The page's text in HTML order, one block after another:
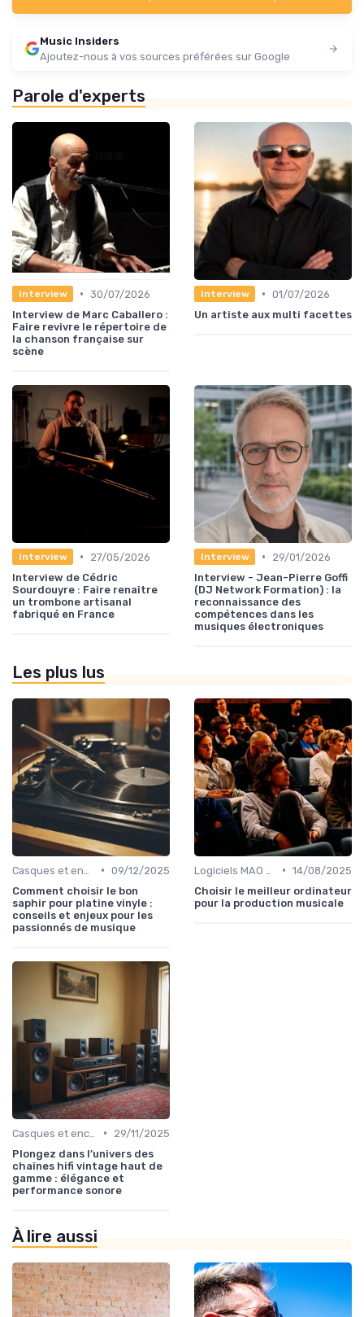
Music Insiders
Ajoutez-nous à vos sources préférées sur Google
Parole d'experts
Interview • 30/07/2026
Interview de Marc Caballero :
Faire revivre le répertoire de
la chanson française sur
scène
Interview • 01/07/2026
Un artiste aux multi facettes
Interview •
27/05/2026
Interview de Cédric
Sourdouyre : Faire renaître
un trombone artisanal
fabriqué en France
Interview •
29/01/2026
Interview - Jean-Pierre Goffi
(DJ Network Formation) : la
reconnaissance des
compétences dans les
musiques électroniques
Les plus lus
• 09/12/2025
Comment choisir le bon
saphir pour platine vinyle :
conseils et enjeux pour les
passionnés de musique
• 14/08/2025
Choisir le meilleur ordinateur
pour la production musicale
•
29/11/2025
Plongez dans l’univers des
chaînes hifi vintage haut de
gamme : élégance et
performance sonore
À lire aussi